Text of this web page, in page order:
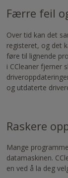
Færre feil
Over tid kan det
registeret, og det
føre til lignende
i CCleaner fjerner
og utdaterte
Raskere
Mange
datamaskinen.
en ved å la deg